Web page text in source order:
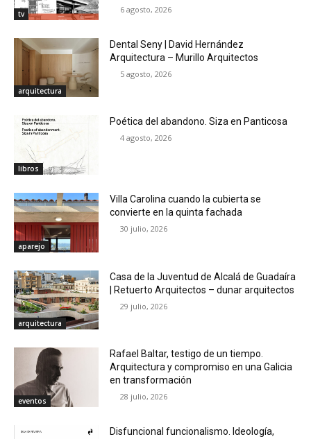
tv 6 agosto, 2026
arquitectura
Dental Seny | David Hernández
Arquitectura – Murillo Arquitectos
5 agosto, 2026
libros
Poética del abandono. Siza en Panticosa
4 agosto, 2026
aparejo
Villa Carolina cuando la cubierta se
convierte en la quinta fachada
30 julio, 2026
arquitectura
Casa de la Juventud de Alcalá de Guadaíra
| Retuerto Arquitectos – dunar arquitectos
29 julio, 2026
eventos
Rafael Baltar, testigo de un tiempo.
Arquitectura y compromiso en una Galicia
en transformación
28 julio, 2026
Disfuncional funcionalismo. Ideología,